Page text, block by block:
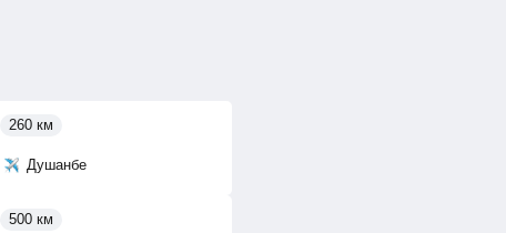
Душанбе
260 км
500 км